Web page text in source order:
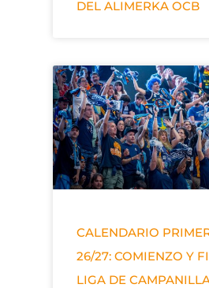
DEL ALIMERKA OCB
CALENDARIO
26/27: COMIENZO Y
LIGA DE